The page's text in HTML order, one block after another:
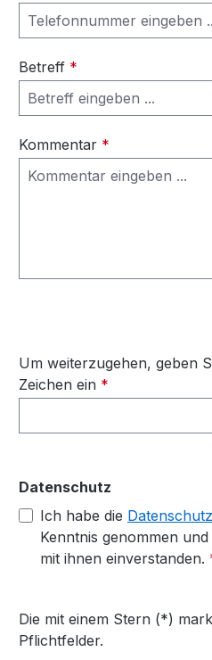
Betreff *
Kommentar *
Um weiterzugehen, geben
Zeichen ein *
Datenschutz
Ich habe die
Kenntnis genommen und
mit ihnen einverstanden.
Die mit einem Stern (*)
Pflichtfelder.